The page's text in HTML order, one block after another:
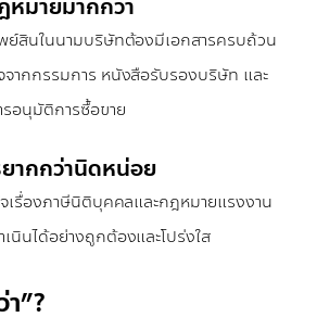
มายมากกว่า
ย์สินในนามบริษัทต้องมีเอกสารครบถ้วน
ากกรรมการ หนังสือรับรองบริษัท และ
อนุมัติการซื้อขาย
ากกว่านิดหน่อย
เรื่องภาษีนิติบุคคลและกฎหมายแรงงาน
นินได้อย่างถูกต้องและโปร่งใส
”?